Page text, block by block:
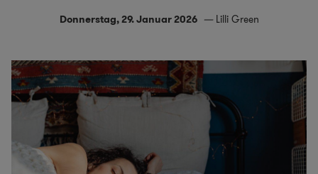
Donnerstag, 29. Januar 2026 Lilli Green